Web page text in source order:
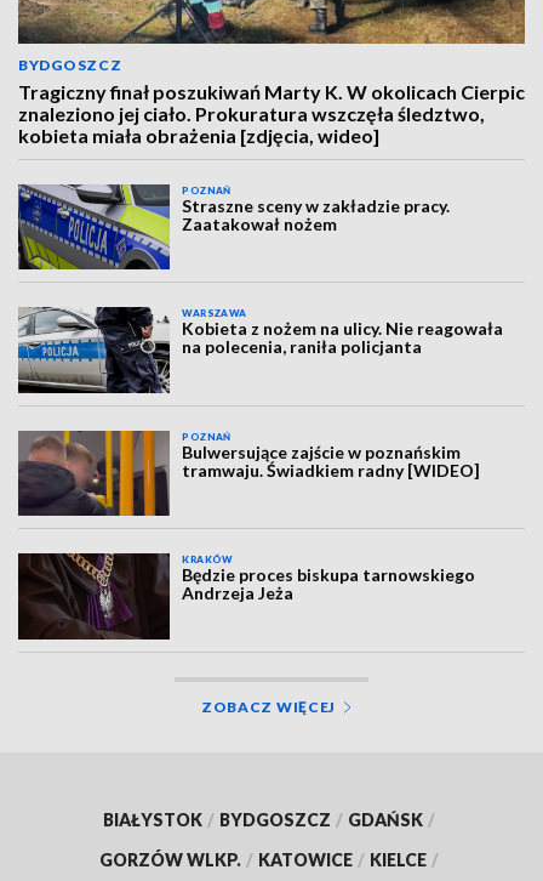
BYDGOSZCZ
Tragiczny finał poszukiwań Marty K. W okolicach Cierpic
znaleziono jej ciało. Prokuratura wszczęła śledztwo,
kobieta miała obrażenia [zdjęcia, wideo]
POZNAŃ
Straszne sceny w zakładzie pracy.
Zaatakował nożem
WARSZAWA
Kobieta z nożem na ulicy. Nie reagowała
na polecenia, raniła policjanta
POZNAŃ
Bulwersujące zajście w poznańskim
tramwaju. Świadkiem radny [WIDEO]
KRAKÓW
Będzie proces biskupa tarnowskiego
Andrzeja Jeża
ZOBACZ WIĘCEJ
BIAŁYSTOK / BYDGOSZCZ / GDAŃSK /
GORZÓW WLKP. / KATOWICE / KIELCE /